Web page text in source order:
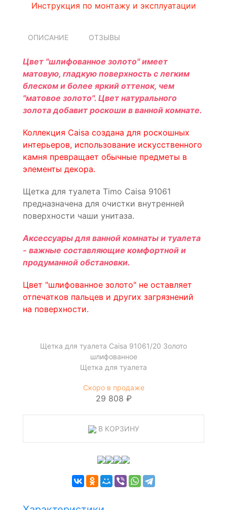
Инструкция по монтажу и эксплуатации
ОПИСАНИЕ ОТЗЫВЫ
Цвет "шлифованное золото" имеет
матовую, гладкую поверхность с легким
блеском и более яркий оттенок, чем
"матовое золото". Цвет натурального
золота добавит роскоши в ванной комнате.
Коллекция Caisa создана для роскошных
интерьеров, использование искусственного
камня превращает обычные предметы в
элементы декора.
Щетка для туалета Timo Caisa 91061
предназначена для очистки внутренней
поверхности чаши унитаза.
Аксессуары для ванной комнаты и туалета
- важные составляющие комфортной и
продуманной обстановки.
Цвет "шлифованное золото" не оставляет
отпечатков пальцев и других загрязнений
на поверхности.
Щетка для туалета Caisa 91061/20 Золото
шлифованное
Щетка для туалета
Скоро в продаже
29 808 ₽
В КОРЗИНУ